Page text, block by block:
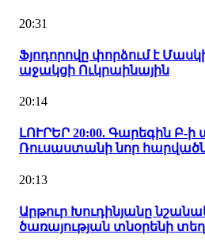
20:31
Ֆյոդորովը փորձում է
աջակցի Ուկրաինային
20:14
ԼՈՒՐԵՐ 20:00. Գարեգին Բ-
Ռուսաստանի նոր
20:13
Արթուր Խուդինյանը
ծառայության տնօրենի